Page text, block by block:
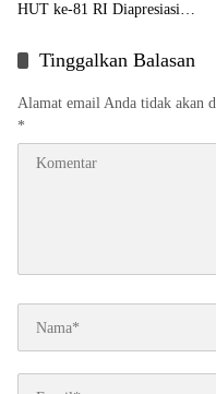
HUT ke-81 RI Diapresiasi
Tinggalkan Balasan
Alamat email Anda tidak akan
*